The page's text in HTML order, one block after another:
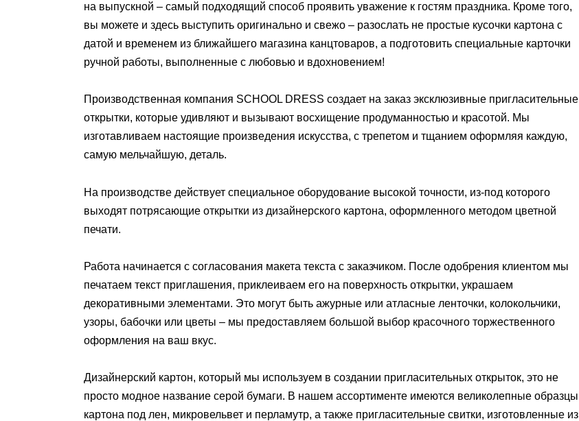
на выпускной – самый подходящий способ проявить уважение к гостям праздника. Кроме того,
вы можете и здесь выступить оригинально и свежо – разослать не простые кусочки картона с
датой и временем из ближайшего магазина канцтоваров, а подготовить специальные карточки
ручной работы, выполненные с любовью и вдохновением!
Производственная компания SCHOOL DRESS создает на заказ эксклюзивные пригласительные
открытки, которые удивляют и вызывают восхищение продуманностью и красотой. Мы
изготавливаем настоящие произведения искусства, с трепетом и тщанием оформляя каждую,
самую мельчайшую, деталь.
На производстве действует специальное оборудование высокой точности, из-под которого
выходят потрясающие открытки из дизайнерского картона, оформленного методом цветной
печати.
Работа начинается с согласования макета текста с заказчиком. После одобрения клиентом мы
печатаем текст приглашения, приклеиваем его на поверхность открытки, украшаем
декоративными элементами. Это могут быть ажурные или атласные ленточки, колокольчики,
узоры, бабочки или цветы – мы предоставляем большой выбор красочного торжественного
оформления на ваш вкус.
Дизайнерский картон, который мы используем в создании пригласительных открыток, это не
просто модное название серой бумаги. В нашем ассортименте имеются великолепные образцы
картона под лен, микровельвет и перламутр, а также пригласительные свитки, изготовленные из